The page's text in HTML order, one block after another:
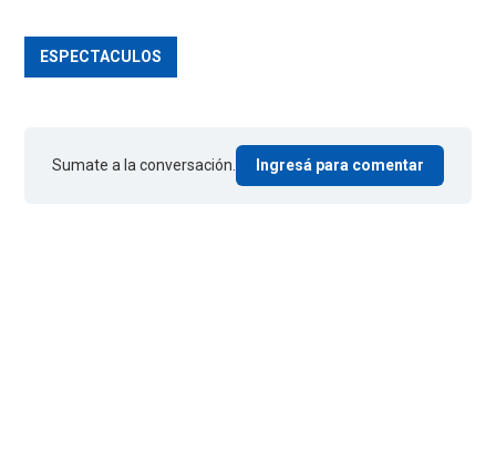
ESPECTACULOS
Sumate a la conversación. Ingresá para comentar